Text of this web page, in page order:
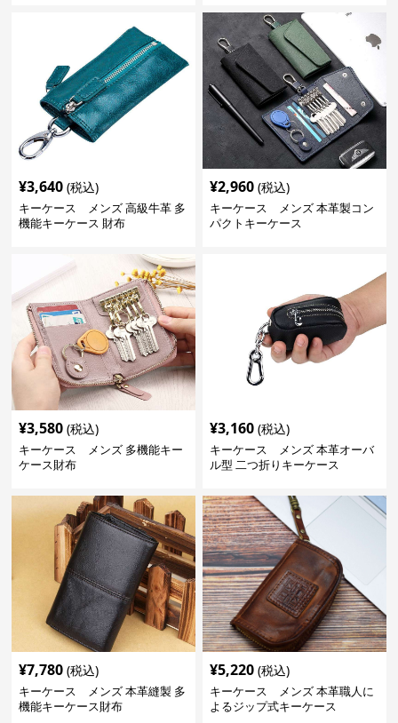
¥3,640 (税込)
キーケース メンズ 高級牛革 多
機能キーケース 財布
¥2,960 (税込)
キーケース メンズ 本革製コン
パクトキーケース
¥3,580 (税込)
キーケース メンズ 多機能キー
ケース財布
¥3,160 (税込)
キーケース メンズ 本革オーバ
ル型 二つ折りキーケース
¥7,780 (税込)
キーケース メンズ 本革縫製 多
機能キーケース財布
¥5,220 (税込)
キーケース メンズ 本革職人に
よるジップ式キーケース